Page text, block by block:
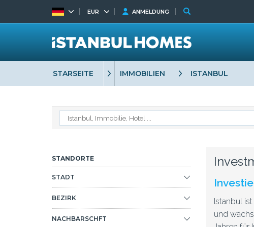
STARSEITE IMMOBILIEN ISTANBUL
STANDORTE
STADT
BEZIRK
NACHBARSCHFT
Istanbul
und
EUR ANMELDUNG